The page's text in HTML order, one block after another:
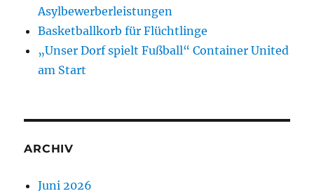
Asylbewerberleistungen
Basketballkorb für Flüchtlinge
„Unser Dorf spielt Fußball“ Container United
am Start
ARCHIV
Juni 2026